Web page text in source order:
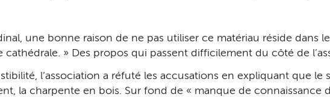
une bonne raison de ne pas utiliser ce matériau réside dans
cathédrale. » Des propos qui passent difficilement du côté de
l’association a réfuté les accusations en expliquant que le
la charpente en bois. Sur fond de « manque de connaissance